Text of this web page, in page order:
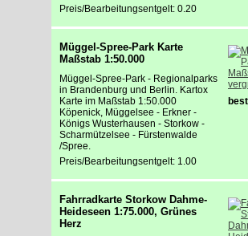
Preis/Bearbeitungsentgelt: 0.20
Müggel-Spree-Park Karte
Maßstab 1:50.000
Müggel-Spree-Park - Regionalparks
in Brandenburg und Berlin. Kartox
Karte im Maßstab 1:50.000
Köpenick, Müggelsee - Erkner -
Königs Wusterhausen - Storkow -
Scharmützelsee - Fürstenwalde
/Spree.
Preis/Bearbeitungsentgelt: 1.00
Fahrradkarte Storkow Dahme-
Heideseen 1:75.000, Grünes
Herz